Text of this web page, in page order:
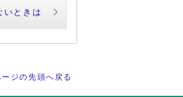
いときは
ージの先頭へ戻る